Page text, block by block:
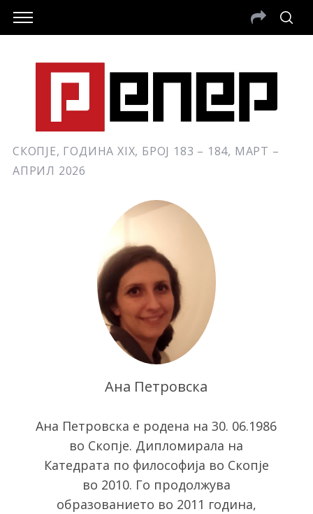
СКОПЈЕ, ГОДИНА XIX, БРОЈ 183 – 184, МАРТ –
АПРИЛ 2026
Ана Петровска
Ана Петровска е родена на 30. 06.1986
во Скопје. Дипломирала на
Катедрата по философија во Скопје
во 2010. Го продолжува
образованието во 2011 година,